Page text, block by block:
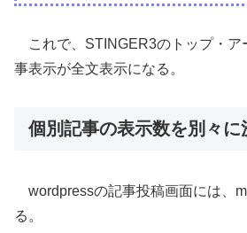
これで、STINGER3のトップ・ア
事表示が全文表示になる。
個別記事の表示数を別々に
wordpressの記事投稿画面には、
る。